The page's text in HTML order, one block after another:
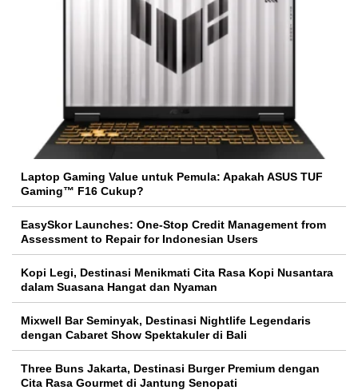
Laptop Gaming Value untuk Pemula: Apakah ASUS TUF
Gaming™ F16 Cukup?
EasySkor Launches: One-Stop Credit Management from
Assessment to Repair for Indonesian Users
Kopi Legi, Destinasi Menikmati Cita Rasa Kopi Nusantara
dalam Suasana Hangat dan Nyaman
Mixwell Bar Seminyak, Destinasi Nightlife Legendaris
dengan Cabaret Show Spektakuler di Bali
Three Buns Jakarta, Destinasi Burger Premium dengan
Cita Rasa Gourmet di Jantung Senopati